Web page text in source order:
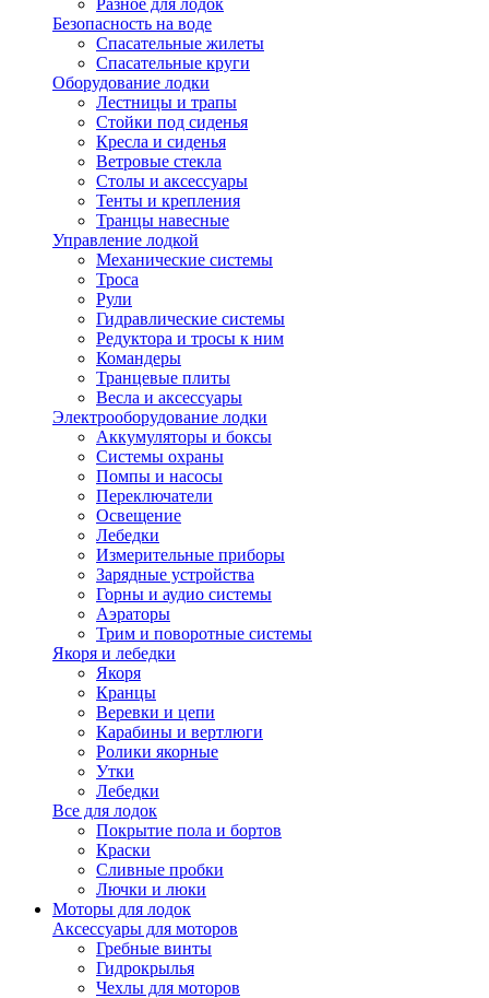
Разное для лодок
Безопасность на воде
Спасательные жилеты
Спасательные круги
Оборудование лодки
Лестницы и трапы
Стойки под сиденья
Кресла и сиденья
Ветровые стекла
Столы и аксессуары
Тенты и крепления
Транцы навесные
Управление лодкой
Механические системы
Троса
Рули
Гидравлические системы
Редуктора и тросы к ним
Командеры
Транцевые плиты
Весла и аксессуары
Электрооборудование лодки
Аккумуляторы и боксы
Системы охраны
Помпы и насосы
Переключатели
Освещение
Лебедки
Измерительные приборы
Зарядные устройства
Горны и аудио системы
Аэраторы
Трим и поворотные системы
Якоря и лебедки
Якоря
Кранцы
Веревки и цепи
Карабины и вертлюги
Ролики якорные
Утки
Лебедки
Все для лодок
Покрытие пола и бортов
Краски
Сливные пробки
Лючки и люки
Моторы для лодок
Аксессуары для моторов
Гребные винты
Гидрокрылья
Чехлы для моторов